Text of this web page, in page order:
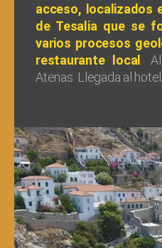
acceso, localizados
de Tesalia que se
varios procesos
restaurante local
.
Atenas. Llegada al hotel.